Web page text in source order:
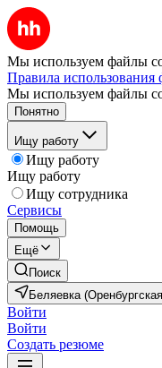
Мы используем файлы
Правила использования
Мы используем файлы
Понятно
Ищу работу
Ищу работу
Ищу работу
Ищу сотрудника
Сервисы
Помощь
Ещё
Поиск
Беляевка
Войти
Войти
Создать резюме